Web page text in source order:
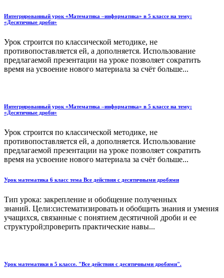
Интегрированный урок «Математика –информатика» в 5 классе на тему:
«Десятичные дроби»
Урок строится по классической методике, не
противопоставляется ей, а дополняется. Использование
предлагаемой презентации на уроке позволяет сократить
время на усвоение нового материала за счёт больше...
Интегрированный урок «Математика –информатика» в 5 классе на тему:
«Десятичные дроби»
Урок строится по классической методике, не
противопоставляется ей, а дополняется. Использование
предлагаемой презентации на уроке позволяет сократить
время на усвоение нового материала за счёт больше...
Урок математика 6 класс тема Все действия с десятичными дробями
Тип урока: закрепление и обобщение полученных
знаний. Цели:систематизировать и обобщить знания и умения
учащихся, связанные с понятием десятичной дроби и ее
структурой;проверить практические навы...
Урок математики в 5 классе. "Все действия с десятичными дробями".